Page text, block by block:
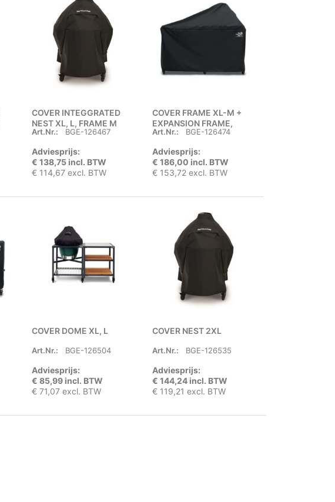
COVER INTEGGRATED
NEST XL, L, FRAME M
Art.Nr.: BGE-126467
Adviesprijs:
€ 138,75 incl. BTW
€ 114,67 excl. BTW
COVER FRAME XL-M +
EXPANSION FRAME,
TABLE XL
Art.Nr.: BGE-126474
Adviesprijs:
€ 186,00 incl. BTW
€ 153,72 excl. BTW
COVER DOME XL, L
Art.Nr.: BGE-126504
Adviesprijs:
€ 85,99 incl. BTW
€ 71,07 excl. BTW
COVER NEST 2XL
Art.Nr.: BGE-126535
Adviesprijs:
€ 144,24 incl. BTW
€ 119,21 excl. BTW